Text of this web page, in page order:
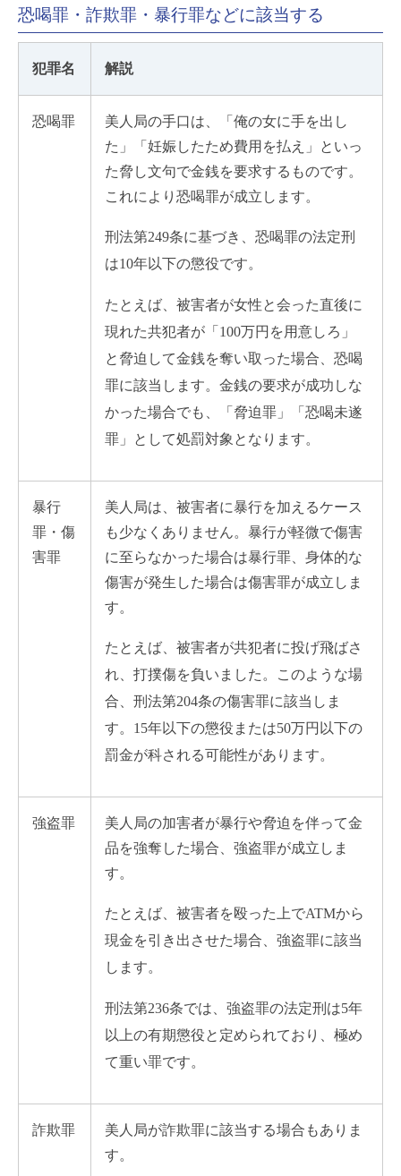
恐喝罪・詐欺罪・暴行罪などに該当する
犯罪名 解説
恐喝罪
美人局の手口は、「俺の女に手を出し
た」「妊娠したため費用を払え」といっ
た脅し文句で金銭を要求するものです。
これにより恐喝罪が成立します。
刑法第249条に基づき、恐喝罪の法定刑
は10年以下の懲役です。
たとえば、被害者が女性と会った直後に
現れた共犯者が「100万円を用意しろ」
と脅迫して金銭を奪い取った場合、恐喝
罪に該当します。金銭の要求が成功しな
かった場合でも、「脅迫罪」「恐喝未遂
罪」として処罰対象となります。
暴行
罪・傷
害罪
美人局は、被害者に暴行を加えるケース
も少なくありません。暴行が軽微で傷害
に至らなかった場合は暴行罪、身体的な
傷害が発生した場合は傷害罪が成立しま
す。
たとえば、被害者が共犯者に投げ飛ばさ
れ、打撲傷を負いました。このような場
合、刑法第204条の傷害罪に該当しま
す。15年以下の懲役または50万円以下の
罰金が科される可能性があります。
強盗罪
美人局の加害者が暴行や脅迫を伴って金
品を強奪した場合、強盗罪が成立しま
す。
たとえば、被害者を殴った上でATMから
現金を引き出させた場合、強盗罪に該当
します。
刑法第236条では、強盗罪の法定刑は5年
以上の有期懲役と定められており、極め
て重い罪です。
詐欺罪
美人局が詐欺罪に該当する場合もありま
す。